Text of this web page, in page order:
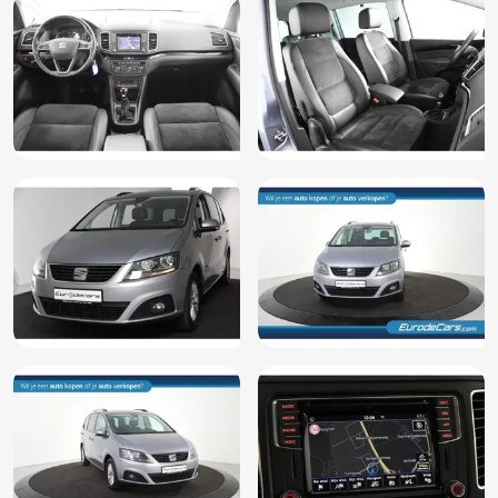
Dakrails
Derde remlicht
Dimlichten automatisch
Electronic climate control
Elektrische ramen voor en achter
Elektrisch verstelbare voorstoel(en)
Elektronische remkrachtverdeling
Elektronisch Stabiliteits Programma
Extra getint glas achter
Getint glas
Hoofdsteunen achter
Isofix bevestiging voor kinderzitjes
LED achterlichten